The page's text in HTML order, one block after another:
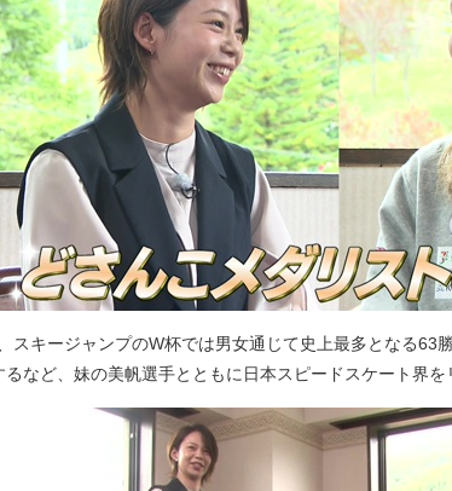
キージャンプのW杯では男女通じて史上最多となる63勝
など、妹の美帆選手とともに日本スピードスケート界を